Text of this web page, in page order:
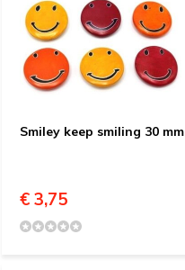
Smiley keep smiling 30 mm
€ 3,75